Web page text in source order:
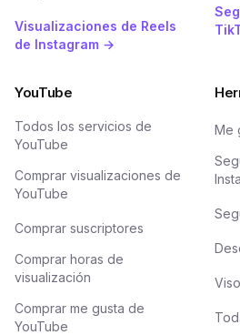
Visualizaciones de Reels
de Instagram →
YouTube
Todos los servicios de
YouTube
Comprar visualizaciones de
YouTube
Comprar suscriptores
Comprar horas de
visualización
Comprar me gusta de
YouTube
Me